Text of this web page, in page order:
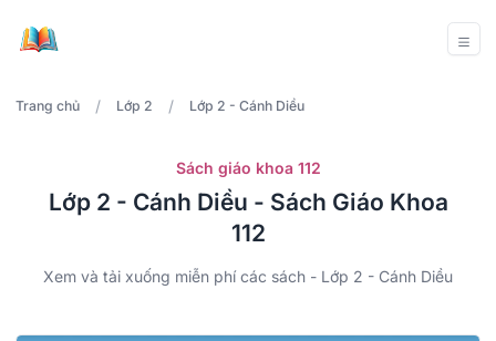
Trang chủ / Lớp 2 / Lớp 2 - Cánh Diều
Sách giáo khoa 112
Lớp 2 - Cánh Diều - Sách Giáo Khoa
112
Xem và tải xuống miễn phí các sách - Lớp 2 - Cánh Diều